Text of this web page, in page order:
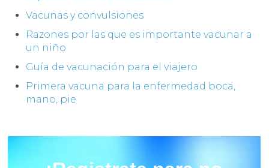
Vacunas y convulsiones
Razones por las que es importante vacunar a
un niño
Guía de vacunación para el viajero
Primera vacuna para la enfermedad boca,
mano, pie